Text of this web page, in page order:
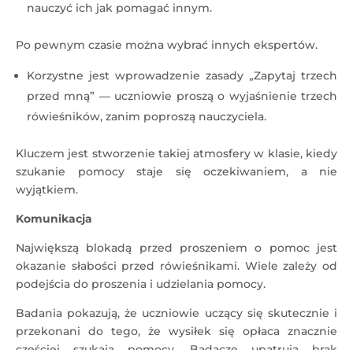
nauczyć ich jak pomagać innym.
Po pewnym czasie można wybrać innych ekspertów.
Korzystne jest wprowadzenie zasady „Zapytaj trzech
przed mną” — uczniowie proszą o wyjaśnienie trzech
rówieśników, zanim poproszą nauczyciela.
Kluczem jest stworzenie takiej atmosfery w klasie, kiedy
szukanie pomocy staje się oczekiwaniem, a nie
wyjątkiem.
Komunikacja
Największą blokadą przed proszeniem o pomoc jest
okazanie słabości przed rówieśnikami. Wiele zależy od
podejścia do proszenia i udzielania pomocy.
Badania pokazują, że uczniowie uczący się skutecznie i
przekonani do tego, że wysiłek się opłaca znacznie